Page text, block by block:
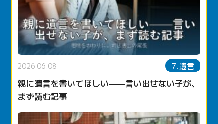
2026.06.08 7.遺言
親に遺言を書いてほしい——言い出せない子が、
まず読む記事